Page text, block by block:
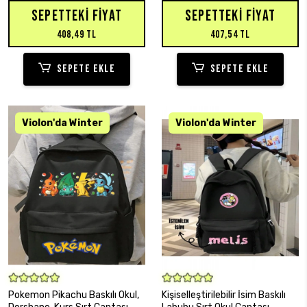
SEPETTEKI FIYAT
408,49 TL
SEPETE EKLE
SEPETTEKI FIYAT
407,54 TL
SEPETE EKLE
SEPETE EKLE
Pokemon Pikachu Baskılı Okul,
SEPETE EKLE
Kişiselleştirilebilir İsim Baskılı